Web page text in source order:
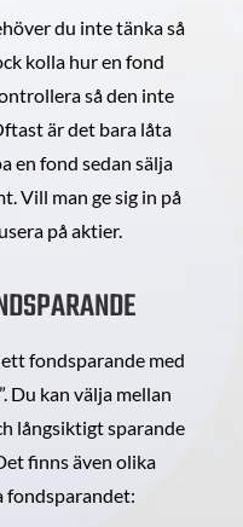
du inte tänka så
kolla hur en fond
så den inte
är det bara låta
en fond sedan sälja
Vill man ge sig in på
på aktier.
fondsparande med
Du kan välja mellan
långsiktigt sparande
finns även olika
fondsparandet: